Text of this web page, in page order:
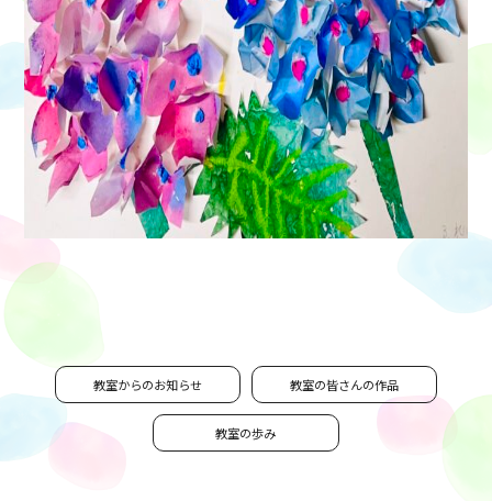
教室からのお知らせ 教室の皆さんの作品
教室の歩み